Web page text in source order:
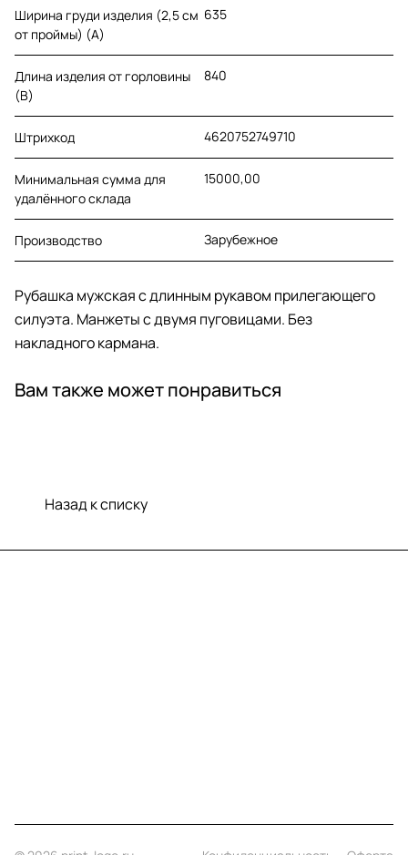
Ширина груди изделия (2,5 см
от проймы) (A)
635
Длина изделия от горловины
(B)
840
Штрихкод 4620752749710
Минимальная сумма для
удалённого склада
15000,00
Производство Зарубежное
Рубашка мужская с длинным рукавом прилегающего
силуэта. Манжеты с двумя пуговицами. Без
накладного кармана.
Вам также может понравиться
Назад к списку